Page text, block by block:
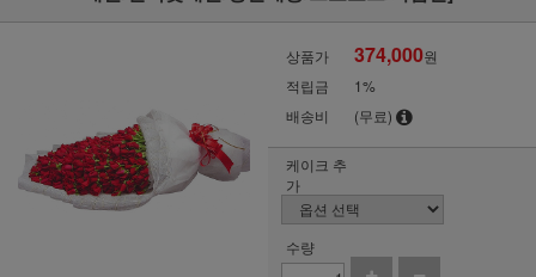
상품가 374,000원
적립금
1%
배송비
(무료)
케이크 추
가
수량